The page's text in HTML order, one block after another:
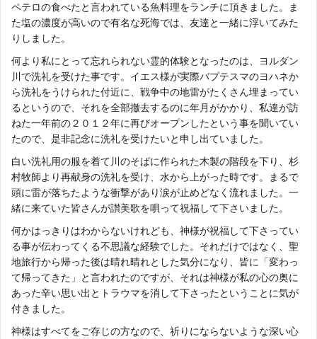
ペテロの食べたと言われている魚料理をランチに頂きました。ま
た塩の濃度が高いので有名な死海では、友達と一緒に浮いてみた
りしました。
何より私にとって忘れられない霊的体験となったのは、ヨルダン
川で洗礼を受けた事です。イエス様が実際バプテスマのヨハネか
ら洗礼をうけられた付近に、戦争中の地雷がたくさん埋まってい
るというので、それを全部撤去するのに年月がかかり、私達が訪
ねた一年前の２０１２年に再びオープンしたという事を聞いてい
たので、是非記念に洗礼を受けたいと申し出ていました。
白い洗礼用の服を着て川のそばに作られた木製の階段を下り、杉
村牧師より再献身の洗礼を受け、水から上がった時です。まるで
頭に雷が落ちたような衝撃があり涙が止めどなく流れました。一
緒に来ていた皆さんが讃美歌を唄って祝福して下さいました。
何かはっきりはわからないけれども、神様が祝福して下さってい
る事が伝わってくる不思議な経験でした。それだけではなく、聖
地旅行から帰った後は晴れ晴れとした気分になり、皆に「変わっ
て帰ってきた」と言われたのですが、それは神様が私の心の奥に
あった辛い思い出とトラウマを消して下さったということに気が
付きました。
神様はすべてをご存じの方なので、祈りにならないような深い心